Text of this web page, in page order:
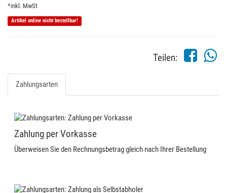
*inkl. MwSt
Artikel online nicht bestellbar!
Teilen:
Zahlungsarten
Zahlung per Vorkasse
Überweisen Sie den Rechnungsbetrag gleich nach Ihrer Bestellung